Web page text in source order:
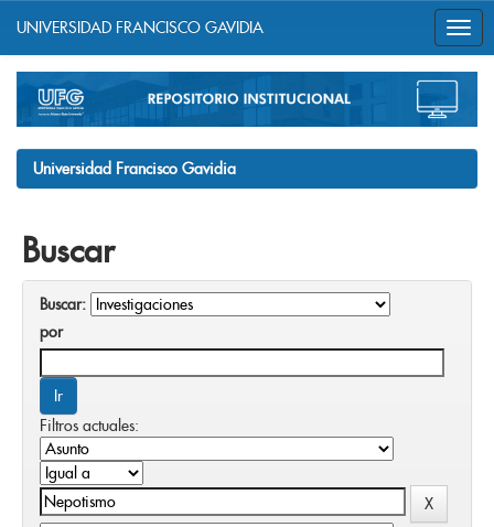
navigation
UNIVERSIDAD FRANCISCO GAVIDIA
Universidad Francisco Gavidia
Buscar
Buscar:
por
Filtros actuales: